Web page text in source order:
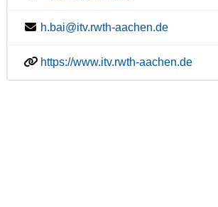
h.bai@itv.rwth-aachen.de
https://www.itv.rwth-aachen.de